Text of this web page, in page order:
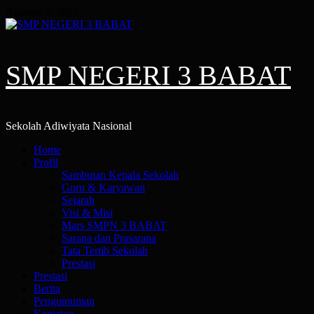
to
SMP NEGERI 3 BABAT
Sekolah Adiwiyata Nasional
PrimaryHome
Profil
Sambutan Kepala Sekolah
Guru & Karyawan
Sejarah
Visi & Misi
Mars SMPN 3 BABAT
Sarana dan Prasarana
Tata Tertib Sekolah
Prestasi
Prestasi
Berita
Pengumuman